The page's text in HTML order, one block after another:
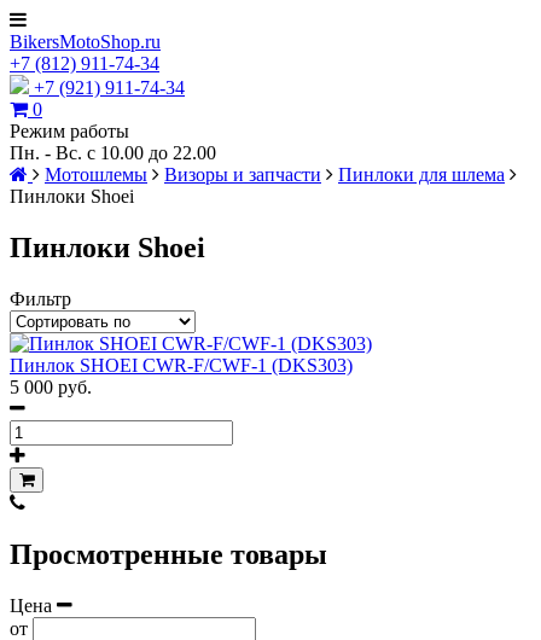
BikersMotoShop.ru
+7 (812) 911-74-34
+7 (921) 911-74-34
0
Режим работы
Пн. - Вс. с 10.00 до 22.00
Мотошлемы
Визоры и запчасти
Пинлоки для шлема
Пинлоки Shoei
Пинлоки Shoei
Фильтр
Пинлок SHOEI CWR-F/CWF-1 (DKS303)
5 000 руб.
Просмотренные товары
Цена
от